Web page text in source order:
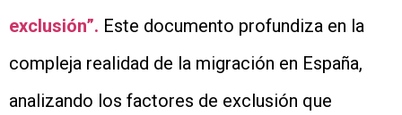
exclusión”. Este documento profundiza en la
compleja realidad de la migración en España,
analizando los factores de exclusión que